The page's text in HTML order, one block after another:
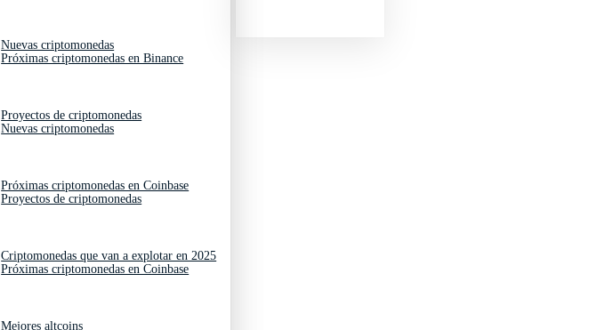
Nuevas criptomonedas
Proyectos de criptomonedas
Próximas criptomonedas en Coinbase
Criptomonedas que van a explotar en 2025
Mejores altcoins
Próximas criptomonedas en Binance
Nuevas criptomonedas
Proyectos de criptomonedas
Próximas criptomonedas en Coinbase